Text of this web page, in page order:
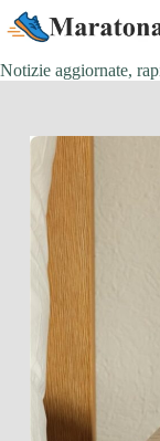
Salta
al
contenuto
Notizie aggiornate,